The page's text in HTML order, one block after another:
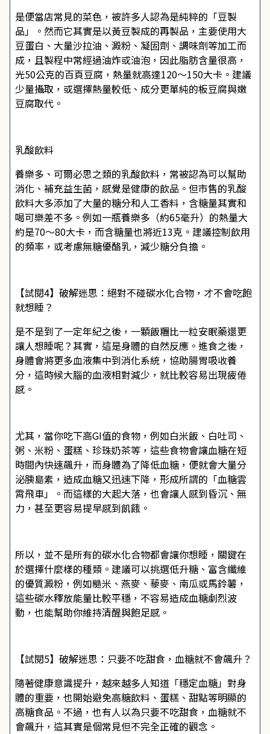
是便當店常見的菜色，被許多人認為是純粹的「豆製
品」。然而它其實是以黃豆製成的再製品，主要使用大
豆蛋白、大量沙拉油、澱粉、凝固劑、調味劑等加工而
成，且製程中常經過油炸或油泡，因此脂肪含量很高，
光50公克的百頁豆腐，熱量就高達120～150大卡。建議
少量攝取，或選擇熱量較低、成分更單純的板豆腐與嫩
豆腐取代。
乳酸飲料
養樂多、可爾必思之類的乳酸飲料，常被認為可以幫助
消化、補充益生菌，感覺是健康的飲品。但市售的乳酸
飲料大多添加了大量的糖分和人工香料，含糖量其實和
喝可樂差不多。例如一瓶養樂多（約65毫升）的熱量大
約是70～80大卡，而含糖量也將近13克。建議控制飲用
的頻率，或考慮無糖優酪乳，減少糖分負擔。
【試閱4】破解迷思：絕對不碰碳水化合物，才不會吃飽
就想睡？
是不是到了一定年紀之後，一顆飯糰比一粒安眠藥還更
讓人想睡呢？其實，這是身體的自然反應。進食之後，
身體會將更多血液集中到消化系統，協助腸胃吸收養
分，這時候大腦的血液相對減少，就比較容易出現疲倦
感。
尤其，當你吃下高GI值的食物，例如白米飯、白吐司、
粥、米粉、蛋糕、珍珠奶茶等，這些食物會讓血糖在短
時間內快速飆升，而身體為了降低血糖，便就會大量分
泌胰島素，造成血糖又迅速下降，形成所謂的「血糖雲
霄飛車」。而這樣的大起大落，也會讓人感到昏沉、無
力，甚至更容易提早感到飢餓。
所以，並不是所有的碳水化合物都會讓你想睡，關鍵在
於選擇什麼樣的種類。建議可以挑選低升糖、富含纖維
的優質澱粉，例如糙米、燕麥、藜麥、南瓜或馬鈴薯，
這些碳水釋放能量比較平穩，不容易造成血糖劇烈波
動，也能幫助你維持清醒與飽足感。
【試閱5】破解迷思：只要不吃甜食，血糖就不會飆升？
隨著健康意識提升，越來越多人知道「穩定血糖」對身
體的重要，也開始避免高糖飲料、蛋糕、甜點等明顯的
高糖食品。不過，也有人以為只要不吃甜食，血糖就不
會飆升，這其實是個常見但不完全正確的觀念。